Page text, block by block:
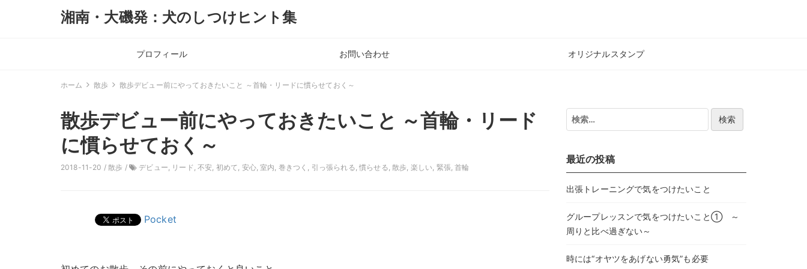
湘南・大磯発：犬のしつけヒント集
プロフィール お問い合わせ オリジナルスタンプ
ホーム 散歩 散歩デビュー前にやっておきたいこと ～首輪・リードに慣らせておく～
散歩デビュー前にやっておきたいこと ～首輪・リード
に慣らせておく～
2018-11-20 /散歩 / デビュー, リード ,不安, 初めて, 安心,室内, 巻きつく , 引っ張られる,慣らせる,散歩, 楽しい, 緊張,首輪
Pocket
検
索:
最近の投稿
出張トレーニングで気をつけたいこと
グループレッスンで気をつけたいこと① ～
周りと比べ過ぎない～
時には“オヤツをあげない勇気”も必要